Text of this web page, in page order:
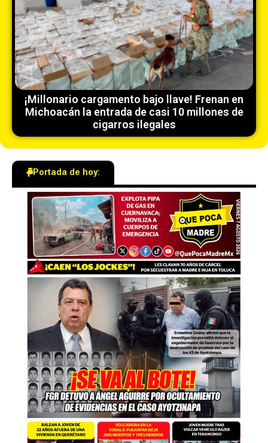
¡Millonario cargamento bajo llave! Frenan en
Michoacán la entrada de casi 10 millones de
cigarros ilegales
Portada de hoy: